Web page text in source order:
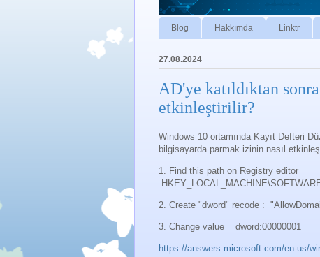
Blog Hakkımda Linktr
27.08.2024
AD'ye katıldıktan
etkinleştirilir?
Windows 10 ortamında Kayıt Defteri
bilgisayarda parmak izinin nasıl
1. Find this path on Registry editor
2. Create "dword" recode :
3. Change value = dword:00000001
https://answers.microsoft.com/en-us/